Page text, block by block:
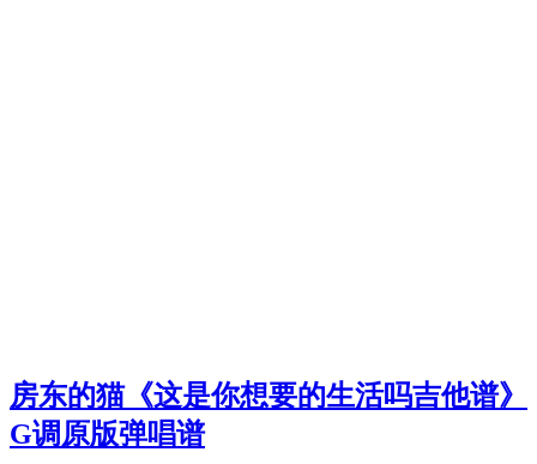
房东的猫《这是你想要的生活吗吉他谱》
G调原版弹唱谱